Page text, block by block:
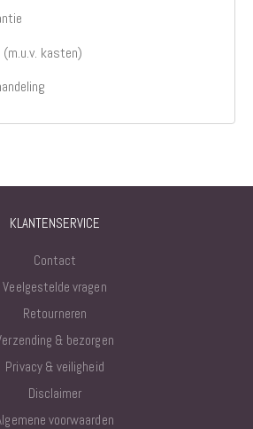
kasten)
KLANTENSERVICE
Contact
Veelgestelde vragen
Retourneren
& bezorgen
Privacy & veiligheid
Disclaimer
voorwaarden